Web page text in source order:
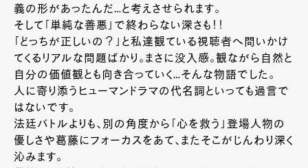
義の形があったんだ…と考えさせられます。
そして「単純な善悪」で終わらない深さも！！
「どっちが正しいの？」と私達観ている視聴者へ問いかけ
てくるリアルな問題ばかり。まさに没入感。観ながら自然と
自分の価値観とも向き合っていく…そんな物語でした。
人に寄り添うヒューマンドラマの代名詞といっても過言で
はないです。
法廷バトルよりも、別の角度から「心を救う」登場人物の
優しさや葛藤にフォーカスをあて、またそこがじんわり深く
沁みます。